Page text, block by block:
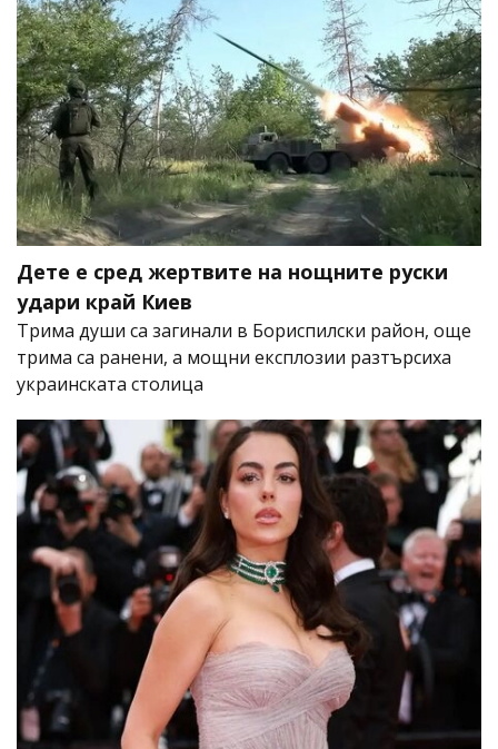
Дете е сред жертвите на нощните руски
удари край Киев
Трима души са загинали в Бориспилски район, още
трима са ранени, а мощни експлозии разтърсиха
украинската столица